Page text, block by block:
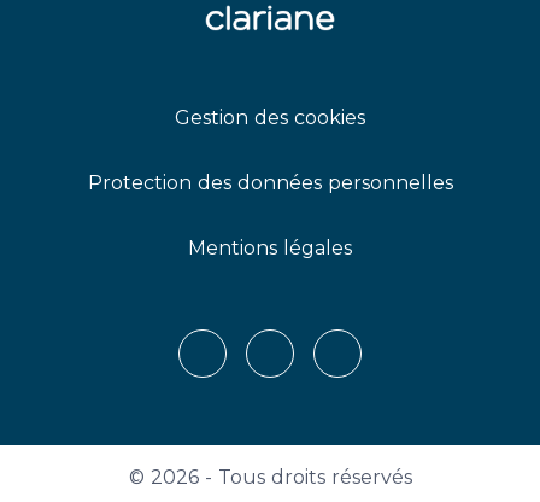
Gestion des cookies
Protection des données personnelles
Mentions légales
LinkedIn Youtube
© 2026 - Tous droits réservés